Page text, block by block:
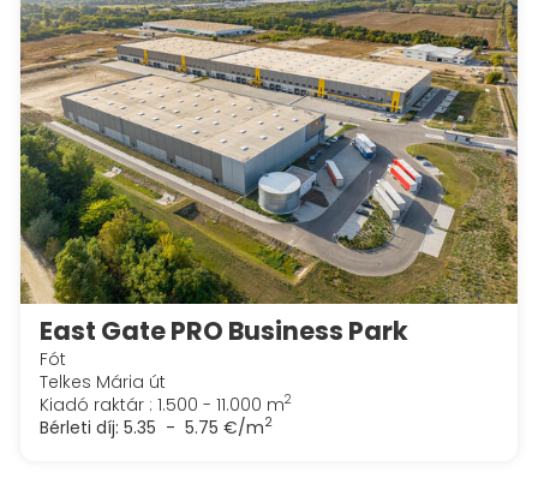
East Gate PRO Business Park
Fót
Telkes Mária út
Kiadó raktár : 1.500 - 11.000 m2
Bérleti díj: 5.35 - 5.75 €/m2